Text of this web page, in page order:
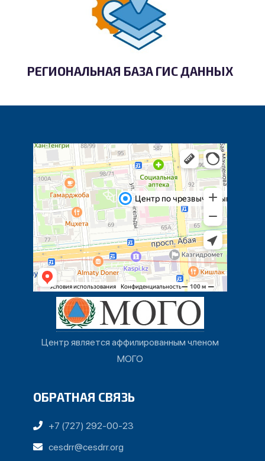
РЕГИОНАЛЬНАЯ БАЗА ГИС ДАННЫХ
Центр является аффилированным членом
МОГО
ОБРАТНАЯ СВЯЗЬ
+7 (727) 292-00-23
cesdrr@cesdrr.org